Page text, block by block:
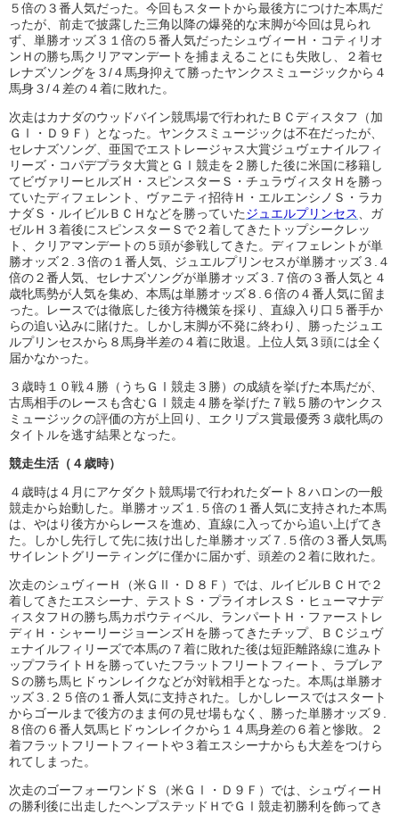
５倍の３番人気だった。今回もスタートから最後方につけた本馬だ
ったが、前走で披露した三角以降の爆発的な末脚が今回は見られ
ず、単勝オッズ３１倍の５番人気だったシュヴィーＨ・コティリオ
ンＨの勝ち馬クリアマンデートを捕まえることにも失敗し、２着セ
レナズソングを３/４馬身抑えて勝ったヤンクスミュージックから４
馬身３/４差の４着に敗れた。
次走はカナダのウッドバイン競馬場で行われたＢＣディスタフ（加
ＧⅠ・Ｄ９Ｆ）となった。ヤンクスミュージックは不在だったが、
セレナズソング、亜国でエストレージャス大賞ジュヴェナイルフィ
リーズ・コパデプラタ大賞とＧⅠ競走を２勝した後に米国に移籍し
てビヴァリーヒルズＨ・スピンスターＳ・チュラヴィスタＨを勝っ
ていたディフェレント、ヴァニティ招待Ｈ・エルエンシノＳ・ラカ
ナダＳ・ルイビルＢＣＨなどを勝っていたジュエルプリンセス
、ガ
ゼルＨ３着後にスピンスターＳで２着してきたトップシークレッ
ト、クリアマンデートの５頭が参戦してきた。ディフェレントが単
勝オッズ２.３倍の１番人気、ジュエルプリンセスが単勝オッズ３.４
倍の２番人気、セレナズソングが単勝オッズ３.７倍の３番人気と４
歳牝馬勢が人気を集め、本馬は単勝オッズ８.６倍の４番人気に留ま
った。レースでは徹底した後方待機策を採り、直線入り口５番手か
らの追い込みに賭けた。しかし末脚が不発に終わり、勝ったジュエ
ルプリンセスから８馬身半差の４着に敗退。上位人気３頭には全く
届かなかった。
３歳時１０戦４勝（うちＧⅠ競走３勝）の成績を挙げた本馬だが、
古馬相手のレースも含むＧⅠ競走４勝を挙げた７戦５勝のヤンクス
ミュージックの評価の方が上回り、エクリプス賞最優秀３歳牝馬の
タイトルを逃す結果となった。
競走生活（４歳時）
４歳時は４月にアケダクト競馬場で行われたダート８ハロンの一般
競走から始動した。単勝オッズ１.５倍の１番人気に支持された本馬
は、やはり後方からレースを進め、直線に入ってから追い上げてき
た。しかし先行して先に抜け出した単勝オッズ７.５倍の３番人気馬
サイレントグリーティングに僅かに届かず、頭差の２着に敗れた。
次走のシュヴィーＨ（米ＧⅡ・Ｄ８Ｆ）では、ルイビルＢＣＨで２
着してきたエスシーナ、テストＳ・プライオレスＳ・ヒューマナデ
ィスタフＨの勝ち馬カポウティベル、ランパートＨ・ファーストレ
ディＨ・シャーリージョーンズＨを勝ってきたチップ、ＢＣジュヴ
ェナイルフィリーズで本馬の７着に敗れた後は短距離路線に進みト
ップフライトＨを勝っていたフラットフリートフィート、ラブレア
Ｓの勝ち馬ヒドゥンレイクなどが対戦相手となった。本馬は単勝オ
ッズ３.２５倍の１番人気に支持された。しかしレースではスタート
からゴールまで後方のまま何の見せ場もなく、勝った単勝オッズ９.
８倍の６番人気馬ヒドゥンレイクから１４馬身差の６着と惨敗。２
着フラットフリートフィートや３着エスシーナからも大差をつけら
れてしまった。
次走のゴーフォーワンドＳ（米ＧⅠ・Ｄ９Ｆ）では、シュヴィーＨ
の勝利後に出走したヘンプステッドＨでＧⅠ競走初勝利を飾ってき